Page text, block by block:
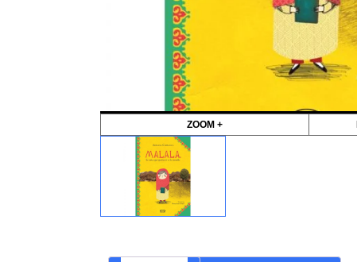
ZOOM +